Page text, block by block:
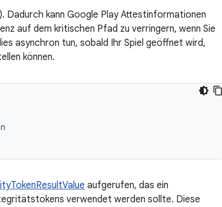
Dadurch kann Google Play Attestinformationen
auf dem kritischen Pfad zu verringern, wenn Sie
asynchron tun, sobald Ihr Spiel geöffnet wird,
können.
aufgerufen, das ein
verwendet werden sollte. Diese